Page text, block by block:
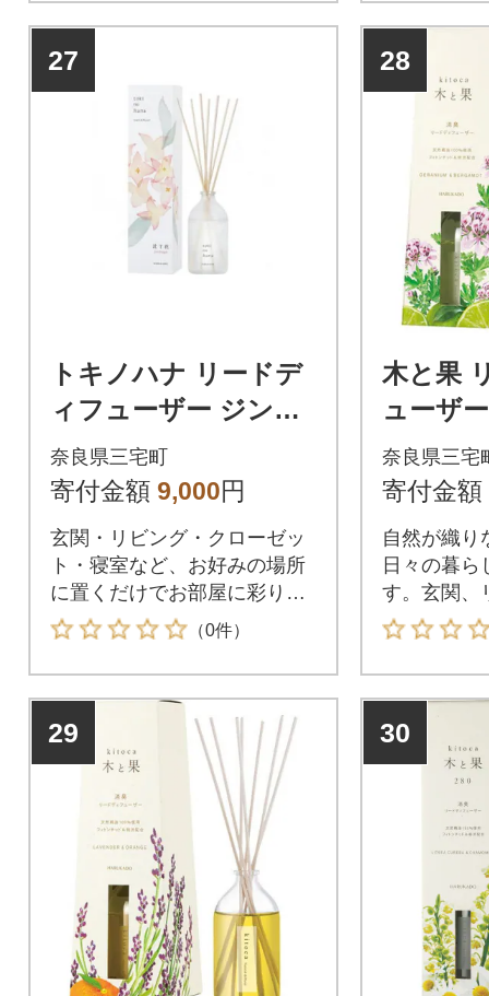
27
トキノハナ リードデ
ィフューザー ジンチ
ョウゲ の 香り 晴香堂
ルームフレグランス
奈良県三宅町
寄付金額 9,000円
玄関・リビング・クローゼッ
ト・寝室など、お好みの場所
に置くだけでお部屋に彩りを
添えてくれます。
（0件）
28
木と果
ューザ
ム & ベ
晴香堂
奈良県三宅
寄付金額
自然が織り
日々の暮ら
す。玄関、
ゼット、寝
場所に置く
香りが広が
大自然の香
してみませ
29 30